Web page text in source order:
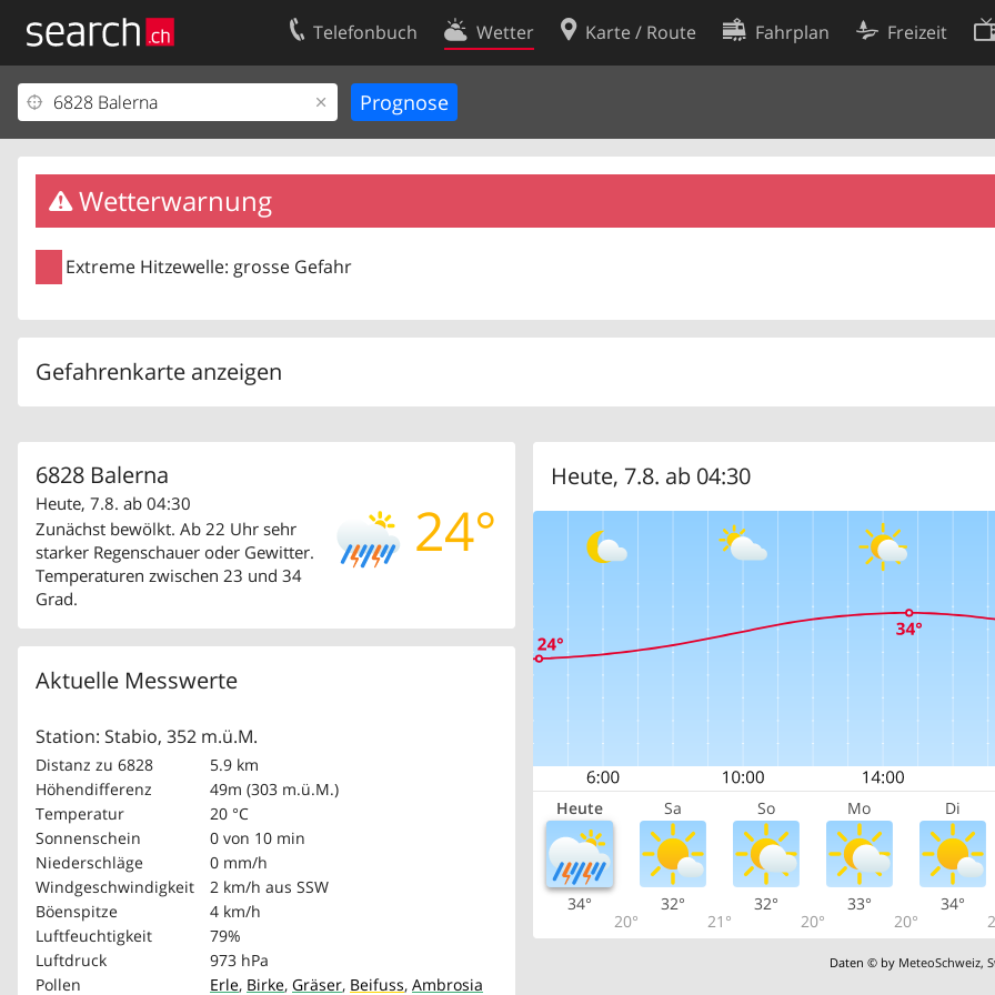
Telefonbuch Wetter Karte / Route Fahrplan Freizeit
Wetterwarnung
Extreme Hitzewelle: grosse Gefahr
Gefahrenkarte anzeigen
6828 Balerna
24°
Heute, 7.8. ab 04:30
Zunächst bewölkt. Ab 22 Uhr sehr
starker Regenschauer oder Gewitter.
Temperaturen zwischen 23 und 34
Grad.
Aktuelle Messwerte
Station: Stabio, 352 m.ü.M.
Distanz zu 6828
5.9 km
Höhendifferenz
49m (303 m.ü.M.)
Temperatur
20 °C
Sonnenschein
0 von 10 min
Niederschläge
0 mm/h
Windgeschwindigkeit
2 km/h aus SSW
Böenspitze
4 km/h
Luftfeuchtigkeit
79%
Luftdruck
973 hPa
Pollen
Erle, Birke, Gräser, Beifuss, Ambrosia
Heute, 7.8. ab 04:30
Heute Sa So Mo Di
34°
20°
32°
21°
32°
20°
33°
20°
34°
Daten © by MeteoSchweiz,
Ihr Eintrag
Kundencenter Geschäftskunden
Impressum
Kontakt
Nutzungsbedingungen
Datenschutzerklärung
Cookie-Einstellungen
Entwickler